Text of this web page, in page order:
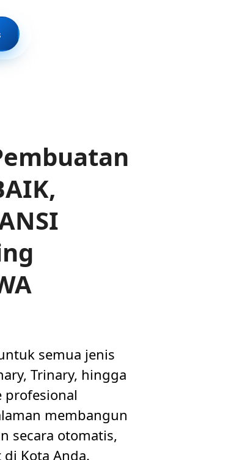
semua jenis
Trinary, hingga
profesional
membangun
secara otomatis,
Kota Anda.